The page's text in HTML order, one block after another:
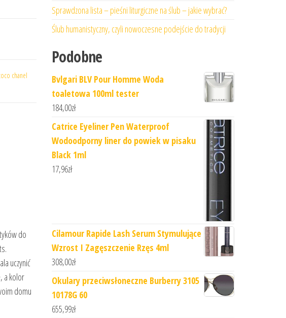
chanel
do
uczynić
a kolor
domu
Sprawdzona lista – pieśni liturgiczne na ślub – jakie wybrać?
Ślub humanistyczny, czyli nowoczesne podejście do tradycji
Podobne
Bvlgari BLV Pour Homme Woda
toaletowa 100ml tester
184,00zł
Catrice Eyeliner Pen Waterproof
Wodoodporny liner do powiek w pisaku
Black 1ml
17,96zł
Cilamour Rapide Lash Serum Stymulujące
Wzrost I Zagęszczenie Rzęs 4ml
308,00zł
Okulary przeciwsłoneczne Burberry 3105
10178G 60
655,99zł